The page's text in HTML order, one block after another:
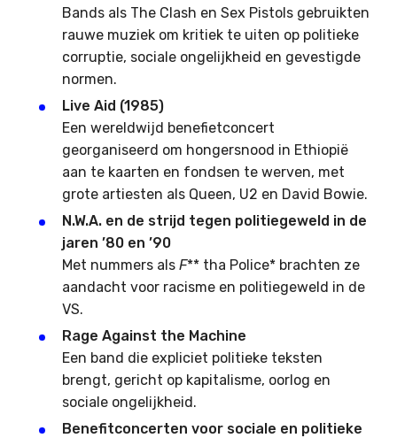
Bands als The Clash en Sex Pistols gebruikten
rauwe muziek om kritiek te uiten op politieke
corruptie, sociale ongelijkheid en gevestigde
normen.
Live Aid (1985)
Een wereldwijd benefietconcert
georganiseerd om hongersnood in Ethiopië
aan te kaarten en fondsen te werven, met
grote artiesten als Queen, U2 en David Bowie.
N.W.A. en de strijd tegen politiegeweld in de
jaren ’80 en ’90
Met nummers als F** tha Police* brachten ze
aandacht voor racisme en politiegeweld in de
VS.
Rage Against the Machine
Een band die expliciet politieke teksten
brengt, gericht op kapitalisme, oorlog en
sociale ongelijkheid.
Benefitconcerten voor sociale en politieke